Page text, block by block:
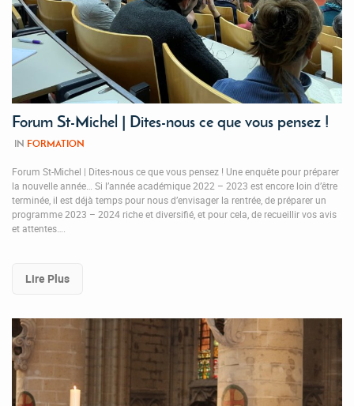
Forum St-Michel | Dites-nous ce que vous pensez !
IN FORMATION
Forum St-Michel | Dites-nous ce que vous pensez ! Une enquête pour préparer
la nouvelle année… Si l’année académique 2022 – 2023 est encore loin d’être
terminée, il est déjà temps pour nous d’envisager la rentrée, de préparer un
programme 2023 – 2024 riche et diversifié, et pour cela, de recueillir vos avis
et attentes….
Lire Plus